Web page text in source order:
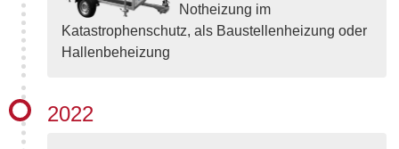
Notheizung im
Katastrophenschutz, als Baustellenheizung oder
Hallenbeheizung
2022